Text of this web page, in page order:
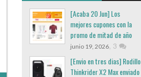
[Acaba 20 Jun] Los
mejores cupones con la
promo de mitad de año
junio 19, 2026, 3
[Envio en tres dias] Rodillo
Thinkrider X2 Max enviado